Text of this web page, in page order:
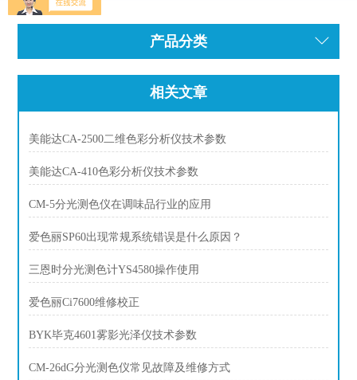
产品分类
相关文章
美能达CA-2500二维色彩分析仪技术参数
美能达CA-410色彩分析仪技术参数
CM-5分光测色仪在调味品行业的应用
爱色丽SP60出现常规系统错误是什么原因？
三恩时分光测色计YS4580操作使用
爱色丽Ci7600维修校正
BYK毕克4601雾影光泽仪技术参数
CM-26dG分光测色仪常见故障及维修方式